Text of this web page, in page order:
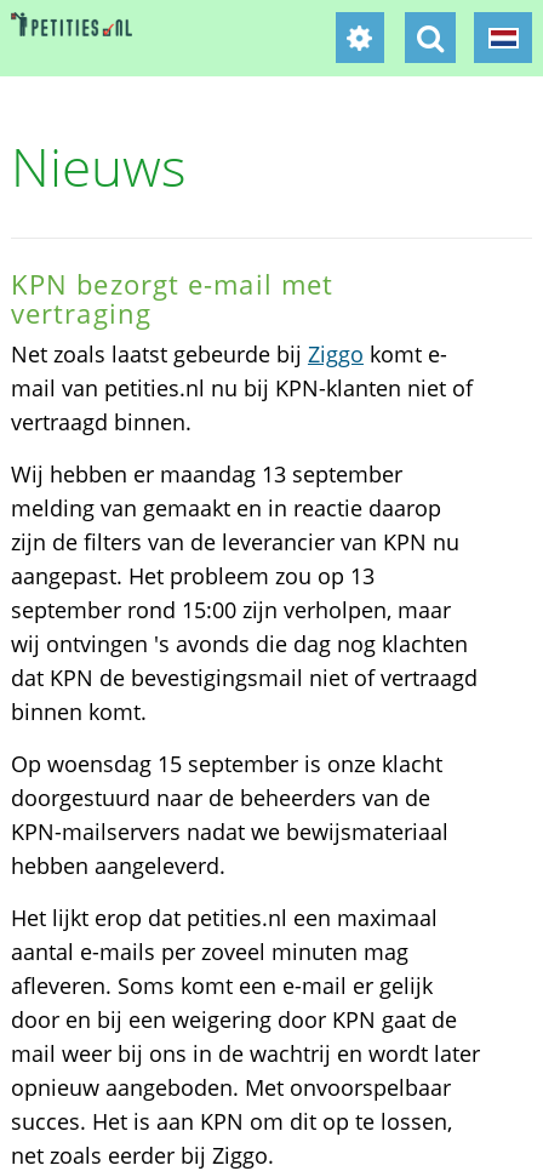
Nieuws
KPN bezorgt e-mail met
vertraging
Net zoals laatst gebeurde bij Ziggo komt e-
mail van petities.nl nu bij KPN-klanten niet of
vertraagd binnen.
Wij hebben er maandag 13 september
melding van gemaakt en in reactie daarop
zijn de filters van de leverancier van KPN nu
aangepast. Het probleem zou op 13
september rond 15:00 zijn verholpen, maar
wij ontvingen 's avonds die dag nog klachten
dat KPN de bevestigingsmail niet of vertraagd
binnen komt.
Op woensdag 15 september is onze klacht
doorgestuurd naar de beheerders van de
KPN-mailservers nadat we bewijsmateriaal
hebben aangeleverd.
Het lijkt erop dat petities.nl een maximaal
aantal e-mails per zoveel minuten mag
afleveren. Soms komt een e-mail er gelijk
door en bij een weigering door KPN gaat de
mail weer bij ons in de wachtrij en wordt later
opnieuw aangeboden. Met onvoorspelbaar
succes. Het is aan KPN om dit op te lossen,
net zoals eerder bij Ziggo.